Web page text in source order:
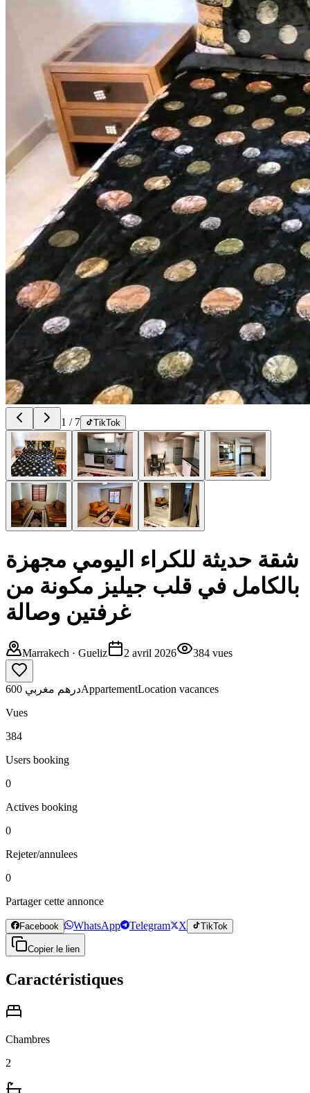
1 / 7 TikTok
شقة حديثة للكراء اليومي مجهزة
بالكامل في قلب جيليز مكونة من
غرفتين وصالة
Marrakech · Gueliz 2 avril 2026 384 vues
600 درهم مغربيAppartementLocation vacances
Vues
384
Users booking
0
Actives booking
0
Rejeter/annulees
0
Partager cette annonce
Facebook WhatsApp Telegram X TikTok
Copier le lien
Caractéristiques
Chambres
2